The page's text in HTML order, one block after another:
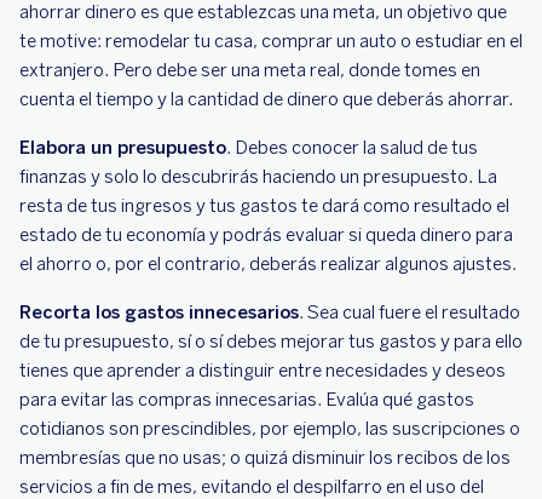
ahorrar dinero es que establezcas una meta, un objetivo que
te motive: remodelar tu casa, comprar un auto o estudiar en el
extranjero. Pero debe ser una meta real, donde tomes en
cuenta el tiempo y la cantidad de dinero que deberás ahorrar.
Elabora un presupuesto. Debes conocer la salud de tus
finanzas y solo lo descubrirás haciendo un presupuesto. La
resta de tus ingresos y tus gastos te dará como resultado el
estado de tu economía y podrás evaluar si queda dinero para
el ahorro o, por el contrario, deberás realizar algunos ajustes.
Recorta los gastos innecesarios. Sea cual fuere el resultado
de tu presupuesto, sí o sí debes mejorar tus gastos y para ello
tienes que aprender a distinguir entre necesidades y deseos
para evitar las compras innecesarias. Evalúa qué gastos
cotidianos son prescindibles, por ejemplo, las suscripciones o
membresías que no usas; o quizá disminuir los recibos de los
servicios a fin de mes, evitando el despilfarro en el uso del